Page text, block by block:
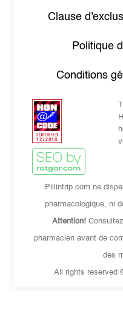
Clause
Politique
Conditions
Pillintrip.com ne
pharmacologique, ni
Attention!
pharmacien avant de
des
All rights reserved